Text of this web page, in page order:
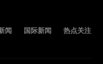
闻 国际新闻 热点关注